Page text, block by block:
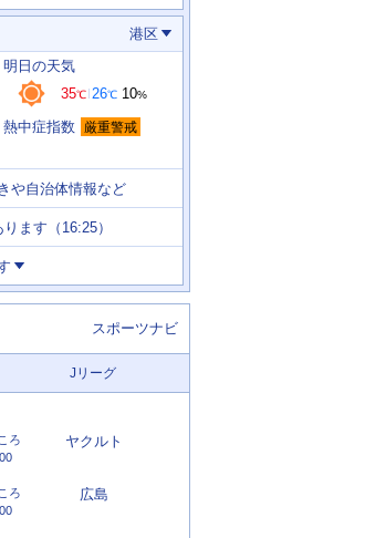
港区
明日 の天気
35℃ 26℃ 10%
熱中症指数 厳重警戒
や自治体情報など
ます（16:25）
スポーツナビ
Jリーグ
ヤクルト
ろ
広島
ろ